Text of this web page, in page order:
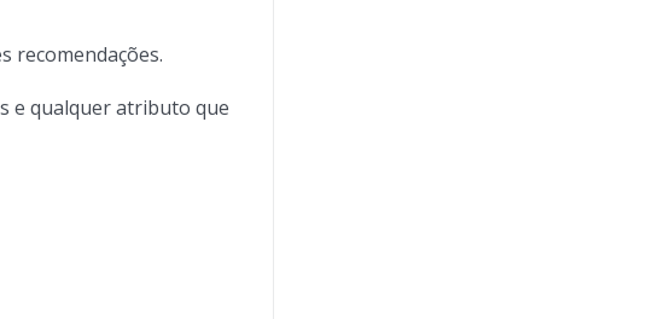
recomendações.
e qualquer atributo que